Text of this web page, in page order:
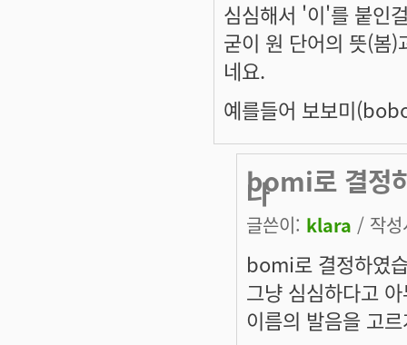
심심해서 '이'를 붙인
굳이 원 단어의 뜻(봄
네요.
예를들어 보보미
bomi로 결정
나
글쓴이: klara / 작
bomi로 결정하였
그냥 심심하다고
이름의 발음을 고